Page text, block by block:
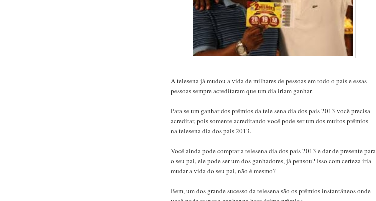
A telesena já mudou a vida de milhares de pessoas em todo o país e essas
pessoas sempre acreditaram que um dia iriam ganhar.
Para se um ganhar dos prêmios da tele sena dia dos pais 2013 você precisa
acreditar, pois somente acreditando você pode ser um dos muitos prêmios
na telesena dia dos pais 2013.
Você ainda pode comprar a telesena dia dos pais 2013 e dar de presente para
o seu pai, ele pode ser um dos ganhadores, já pensou? Isso com certeza iria
mudar a vida do seu pai, não é mesmo?
Bem, um dos grande sucesso da telesena são os prêmios instantâneos onde